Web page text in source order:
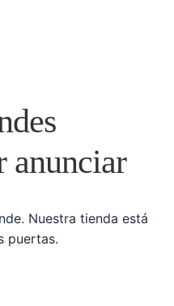
anunciar
Nuestra tienda está
puertas.